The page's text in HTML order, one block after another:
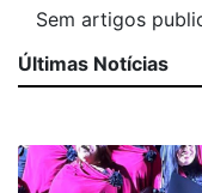
Sem artigos
Últimas Notícias